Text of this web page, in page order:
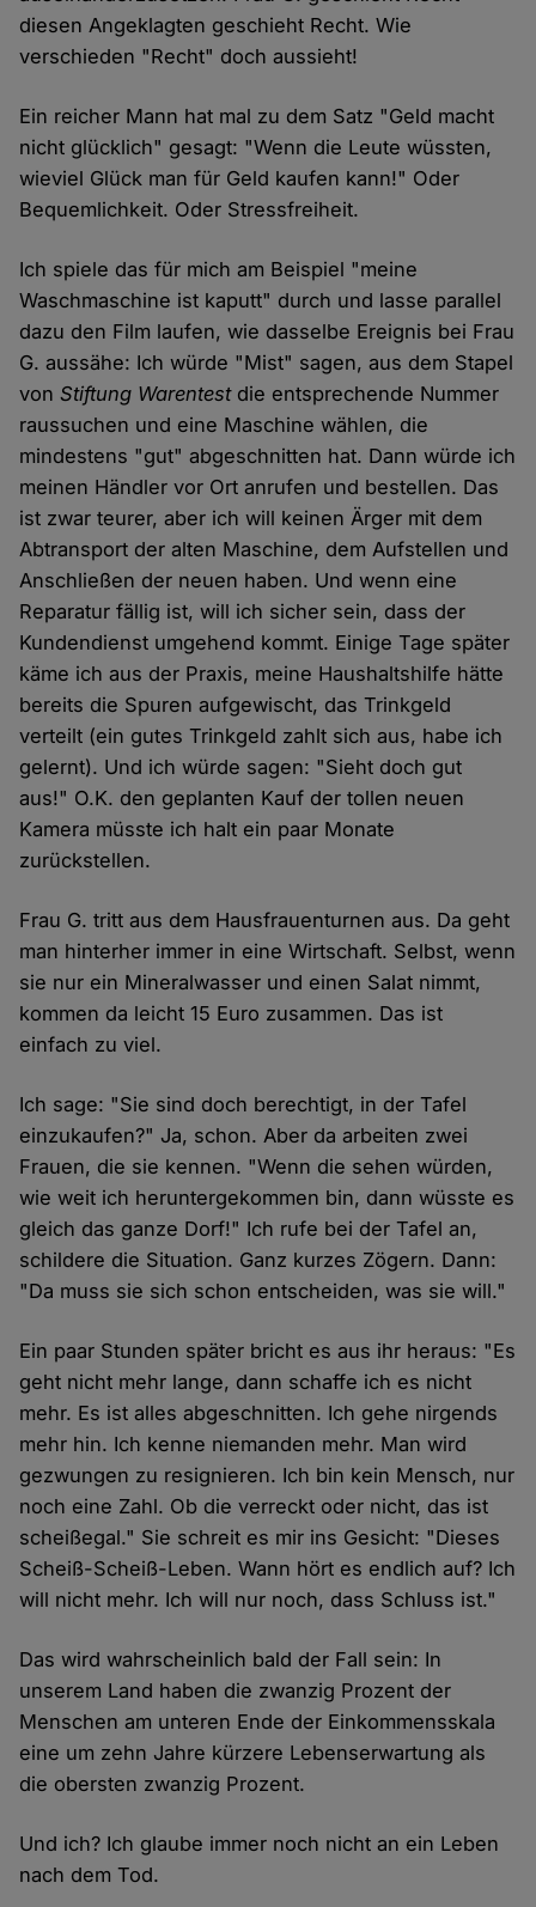
diesen Angeklagten geschieht Recht. Wie
verschieden "Recht" doch aussieht!
Ein reicher Mann hat mal zu dem Satz "Geld macht
nicht glücklich" gesagt: "Wenn die Leute wüssten,
wieviel Glück man für Geld kaufen kann!" Oder
Bequemlichkeit. Oder Stressfreiheit.
Ich spiele das für mich am Beispiel "meine
Waschmaschine ist kaputt" durch und lasse parallel
dazu den Film laufen, wie dasselbe Ereignis bei Frau
G. aussähe: Ich würde "Mist" sagen, aus dem Stapel
vonStiftung Warentestdie entsprechende Nummer
raussuchen und eine Maschine wählen, die
mindestens "gut" abgeschnitten hat. Dann würde ich
meinen Händler vor Ort anrufen und bestellen. Das
ist zwar teurer, aber ich will keinen Ärger mit dem
Abtransport der alten Maschine, dem Aufstellen und
Anschließen der neuen haben. Und wenn eine
Reparatur fällig ist, will ich sicher sein, dass der
Kundendienst umgehend kommt. Einige Tage später
käme ich aus der Praxis, meine Haushaltshilfe hätte
bereits die Spuren aufgewischt, das Trinkgeld
verteilt (ein gutes Trinkgeld zahlt sich aus, habe ich
gelernt). Und ich würde sagen: "Sieht doch gut
aus!" O.K. den geplanten Kauf der tollen neuen
Kamera müsste ich halt ein paar Monate
zurückstellen.
Frau G. tritt aus dem Hausfrauenturnen aus. Da geht
man hinterher immer in eine Wirtschaft. Selbst, wenn
sie nur ein Mineralwasser und einen Salat nimmt,
kommen da leicht 15 Euro zusammen. Das ist
einfach zu viel.
Ich sage: "Sie sind doch berechtigt, in der Tafel
einzukaufen?" Ja, schon. Aber da arbeiten zwei
Frauen, die sie kennen. "Wenn die sehen würden,
wie weit ich heruntergekommen bin, dann wüsste es
gleich das ganze Dorf!" Ich rufe bei der Tafel an,
schildere die Situation. Ganz kurzes Zögern. Dann:
"Da muss sie sich schon entscheiden, was sie will."
Ein paar Stunden später bricht es aus ihr heraus: "Es
geht nicht mehr lange, dann schaffe ich es nicht
mehr. Es ist alles abgeschnitten. Ich gehe nirgends
mehr hin. Ich kenne niemanden mehr. Man wird
gezwungen zu resignieren. Ich bin kein Mensch, nur
noch eine Zahl. Ob die verreckt oder nicht, das ist
scheißegal." Sie schreit es mir ins Gesicht: "Dieses
Scheiß-Scheiß-Leben. Wann hört es endlich auf? Ich
will nicht mehr. Ich will nur noch, dass Schluss ist."
Das wird wahrscheinlich bald der Fall sein: In
unserem Land haben die zwanzig Prozent der
Menschen am unteren Ende der Einkommensskala
eine um zehn Jahre kürzere Lebenserwartung als
die obersten zwanzig Prozent.
Und ich? Ich glaube immer noch nicht an ein Leben
nach dem Tod.